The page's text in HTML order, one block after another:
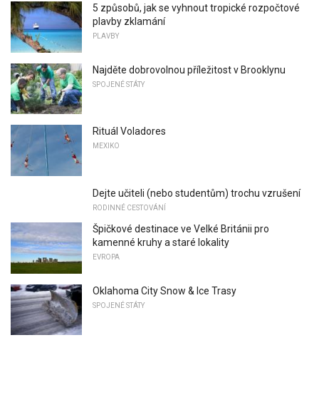
5 způsobů, jak se vyhnout tropické rozpočtové
plavby zklamání
PLAVBY
Najděte dobrovolnou příležitost v Brooklynu
SPOJENÉ STÁTY
Rituál Voladores
MEXIKO
Dejte učiteli (nebo studentům) trochu vzrušení
RODINNÉ CESTOVÁNÍ
Špičkové destinace ve Velké Británii pro
kamenné kruhy a staré lokality
EVROPA
Oklahoma City Snow & Ice Trasy
SPOJENÉ STÁTY